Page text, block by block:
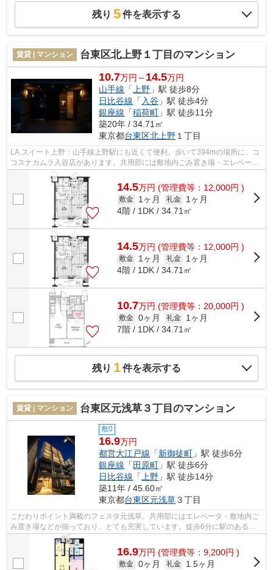
残り 5件を表示する
賃貸 | マンション 台東区北上野１丁目のマンション
10.7万円～ 14.5万円
山手線 「 上野 」駅 徒歩8分
日比谷線 「 入谷 」駅 徒歩4分
銀座線 「稲荷町 」駅 徒歩11分
築20年 / 34.71㎡
東京都台東区北上野 １丁目
LA.スイート上野：山手線上野駅にも近くて便利。歩いて394mの場所に、コ
コスナカムラ入谷店があります。共用部には敷地内ごみ置き場・エレベータ
などが備わっておりとても充実していま...
14.5万円 (管理費等：12,000円 )
敷金 1ヶ月 礼金
1ヶ月
4階 / 1DK / 34.71㎡
14.5万円 (管理費等：12,000円 )
敷金 1ヶ月 礼金
1ヶ月
4階 / 1DK / 34.71㎡
10.7万円 (管理費等：20,000円 )
敷金 0ヶ月 礼金
1ヶ月
7階 / 1DK / 34.71㎡
残り 1件を表示する
賃貸 | マンション 台東区元浅草３丁目のマンション
敷0
16.9万円
都営大江戸線 「新御徒町 」駅 徒歩6分
銀座線 「 田原町 」駅 徒歩6分
日比谷線 「上野 」駅 徒歩14分
築11年 / 45.60㎡
東京都台東区元浅草３丁目
こだわりポイント満載のフェスタ元浅草。共用部にはエレベータ・敷地内ご
み置き場などが揃っており、とても充実しています。徒歩6分に駅のある、
ニーズの高い物件です。こちらの物件か...
16.9万円 (管理費等：9,200円 )
敷金 0ヶ月 礼金
1.5ヶ月